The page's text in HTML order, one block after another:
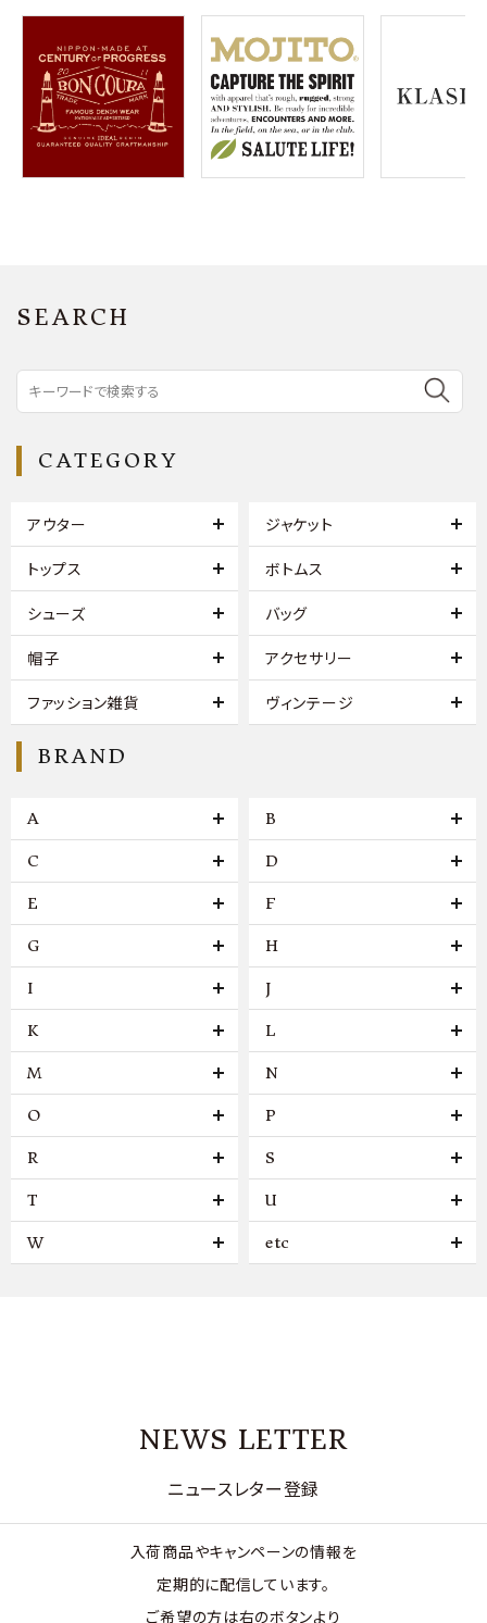
meeting_room ログイン 会員登録
SEARCH
CATEGORY
アウター ジャケット
トップス ボトムス
シューズ バッグ
帽子 アクセサリー
ファッション雑貨 ヴィンテージ
BRAND
A B
C D
E F
G H
I J
K L
M N
O P
R S
T U
W etc
NEWS LETTER
ニュースレター登録
入荷商品やキャンペーンの情報を
定期的に配信しています。
ご希望の方は右のボタンより